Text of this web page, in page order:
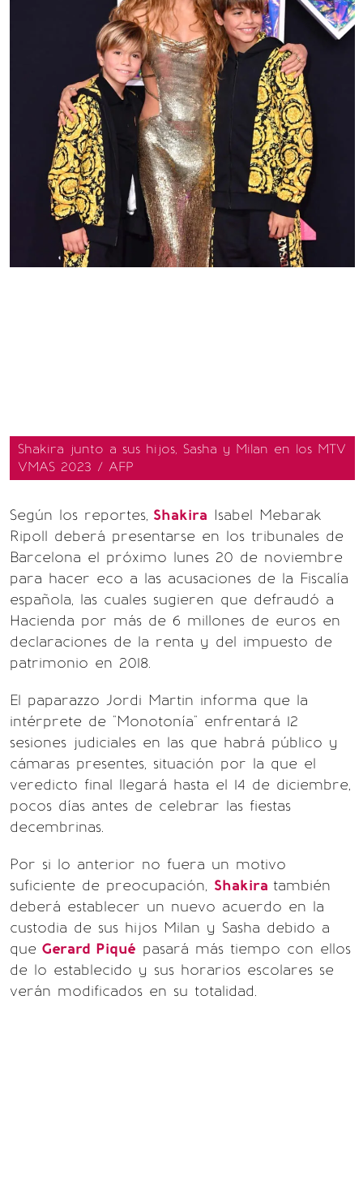
Shakira junto a sus hijos, Sasha y Milan en los MTV
VMAS 2023 / AFP
Según los reportes, Shakira Isabel Mebarak
Ripoll deberá presentarse en los tribunales de
Barcelona el próximo lunes 20 de noviembre
para hacer eco a las acusaciones de la Fiscalía
española, las cuales sugieren que defraudó a
Hacienda por más de 6 millones de euros en
declaraciones de la renta y del impuesto de
patrimonio en 2018.
El paparazzo Jordi Martin informa que la
intérprete de "Monotonía" enfrentará 12
sesiones judiciales en las que habrá público y
cámaras presentes, situación por la que el
veredicto final llegará hasta el 14 de diciembre,
pocos días antes de celebrar las fiestas
decembrinas.
Por si lo anterior no fuera un motivo
suficiente de preocupación, Shakira también
deberá establecer un nuevo acuerdo en la
custodia de sus hijos Milan y Sasha debido a
que Gerard Piqué pasará más tiempo con ellos
de lo establecido y sus horarios escolares se
verán modificados en su totalidad.